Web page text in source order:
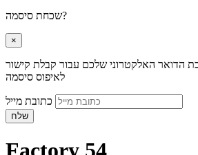
שכחת סיסמה?
×
הדואר האלקטרוני שלכם עבור קבלת קישור
לאיפוס סיסמה
שלח